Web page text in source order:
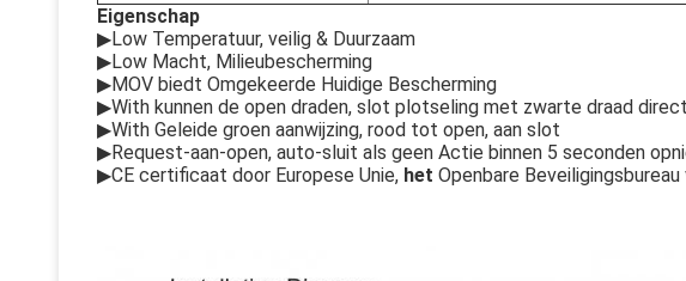
Eigenschap
▶Low Temperatuur, veilig & Duurzaam
▶Low Macht, Milieubescherming
▶MOV biedt Omgekeerde Huidige Bescherming
▶With kunnen de open draden, slot plotseling met zwarte draad
▶With Geleide groen aanwijzing, rood tot open, aan slot
▶Request-aan-open, auto-sluit als geen Actie binnen 5 seconden
▶CE certificaat door Europese Unie, het Openbare Beveiligingsbureau